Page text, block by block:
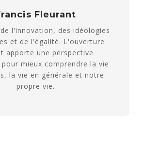
Fleurant
l'innovation, des idéologies
et de l'égalité. L'ouverture
apporte une perspective
mieux comprendre la vie
la vie en générale et notre
propre vie.